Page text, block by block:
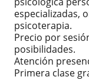
especializadas,
psicoterapia.
Precio por
posibilidades.
Atención
Primera clase